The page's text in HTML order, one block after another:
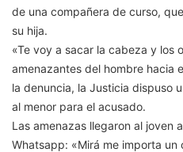
de una compañera de curso,
su hija.
«Te voy a sacar la cabeza y los
amenazantes del hombre hacia
la denuncia, la Justicia dispuso
al menor para el acusado.
Las amenazas llegaron al joven
Whatsapp: «Mirá me importa un